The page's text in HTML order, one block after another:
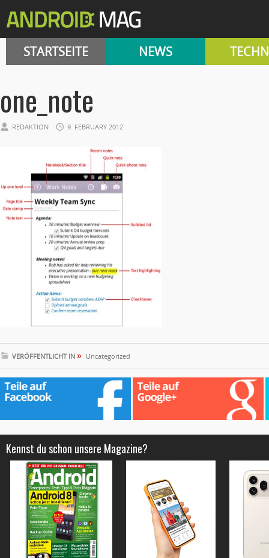
STARTSEITE NEWS
one_note
REDAKTION 9. FEBRUARY 2012
VERÖFFENTLICHT IN » Uncategorized
Kennst du schon unsere Magazine?